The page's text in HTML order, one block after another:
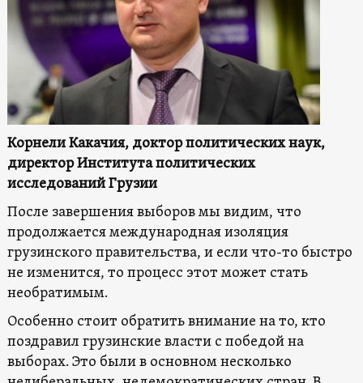
Корнели Какачия, доктор политических наук,
директор Института политических
исследований Грузии
После завершения выборов мы видим, что
продолжается международная изоляция
грузинского правительства, и если что-то быстро
не изменится, то процесс этот может стать
необратимым.
Особенно стоит обратить внимание на то, кто
поздравил грузинские власти с победой на
выборах. Это были в основном несколько